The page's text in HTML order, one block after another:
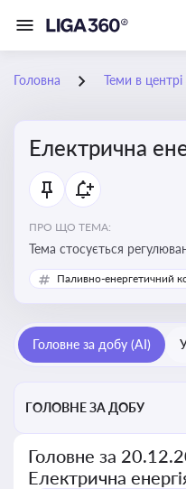
Головна Теми в центрі
Електрична
ПРО ЩО ТЕМА:
Тема стосується
включаючи її
стимули для
Паливно-енергетичний
Головне за добу (AI)
ГОЛОВНЕ ЗА ДОБУ
Головне за
Електрична